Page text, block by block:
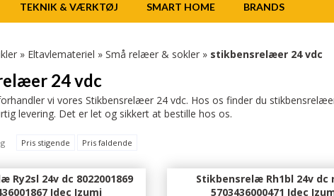
TEKNIK & VÆRKTØJ SMART HOME BRANDS
» Eltavlemateriel » Små relæer & sokler » stikbensrelæer 24 vdc
24 vdc
vi vores Stikbensrelæer 24 vdc. Hos os finder du
levering. Det er let og sikkert at bestille hos os.
Pris stigende Pris faldende
Ry2sl 24v dc 8022001869
Idec Izumi
Stikbensrelæ Rh1bl 24v dc
5703436000471 Idec